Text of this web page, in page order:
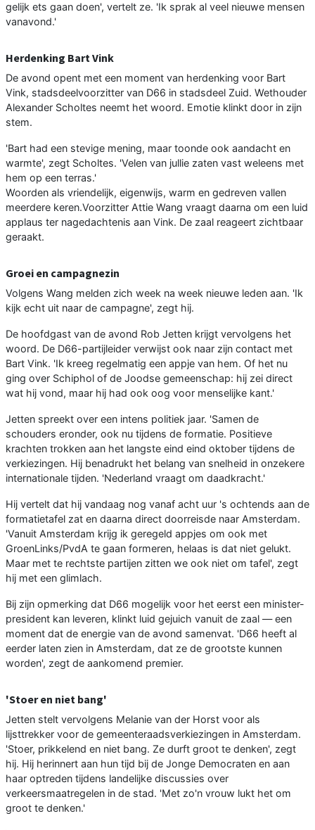
gelijk ets gaan doen', vertelt ze. 'Ik sprak al veel nieuwe mensen
vanavond.'
Herdenking Bart Vink
De avond opent met een moment van herdenking voor Bart
Vink, stadsdeelvoorzitter van D66 in stadsdeel Zuid. Wethouder
Alexander Scholtes neemt het woord. Emotie klinkt door in zijn
stem.
'Bart had een stevige mening, maar toonde ook aandacht en
warmte', zegt Scholtes. 'Velen van jullie zaten vast weleens met
hem op een terras.'
Woorden als vriendelijk, eigenwijs, warm en gedreven vallen
meerdere keren.Voorzitter Attie Wang vraagt daarna om een luid
applaus ter nagedachtenis aan Vink. De zaal reageert zichtbaar
geraakt.
Groei en campagnezin
Volgens Wang melden zich week na week nieuwe leden aan. 'Ik
kijk echt uit naar de campagne', zegt hij.
De hoofdgast van de avond Rob Jetten krijgt vervolgens het
woord. De D66-partijleider verwijst ook naar zijn contact met
Bart Vink. 'Ik kreeg regelmatig een appje van hem. Of het nu
ging over Schiphol of de Joodse gemeenschap: hij zei direct
wat hij vond, maar hij had ook oog voor menselijke kant.'
Jetten spreekt over een intens politiek jaar. 'Samen de
schouders eronder, ook nu tijdens de formatie. Positieve
krachten trokken aan het langste eind eind oktober tijdens de
verkiezingen. Hij benadrukt het belang van snelheid in onzekere
internationale tijden. 'Nederland vraagt om daadkracht.'
Hij vertelt dat hij vandaag nog vanaf acht uur 's ochtends aan de
formatietafel zat en daarna direct doorreisde naar Amsterdam.
'Vanuit Amsterdam krijg ik geregeld appjes om ook met
GroenLinks/PvdA te gaan formeren, helaas is dat niet gelukt.
Maar met te rechtste partijen zitten we ook niet om tafel', zegt
hij met een glimlach.
Bij zijn opmerking dat D66 mogelijk voor het eerst een minister-
president kan leveren, klinkt luid gejuich vanuit de zaal — een
moment dat de energie van de avond samenvat. 'D66 heeft al
eerder laten zien in Amsterdam, dat ze de grootste kunnen
worden', zegt de aankomend premier.
'Stoer en niet bang'
Jetten stelt vervolgens Melanie van der Horst voor als
lijsttrekker voor de gemeenteraadsverkiezingen in Amsterdam.
'Stoer, prikkelend en niet bang. Ze durft groot te denken', zegt
hij. Hij herinnert aan hun tijd bij de Jonge Democraten en aan
haar optreden tijdens landelijke discussies over
verkeersmaatregelen in de stad. 'Met zo'n vrouw lukt het om
groot te denken.'